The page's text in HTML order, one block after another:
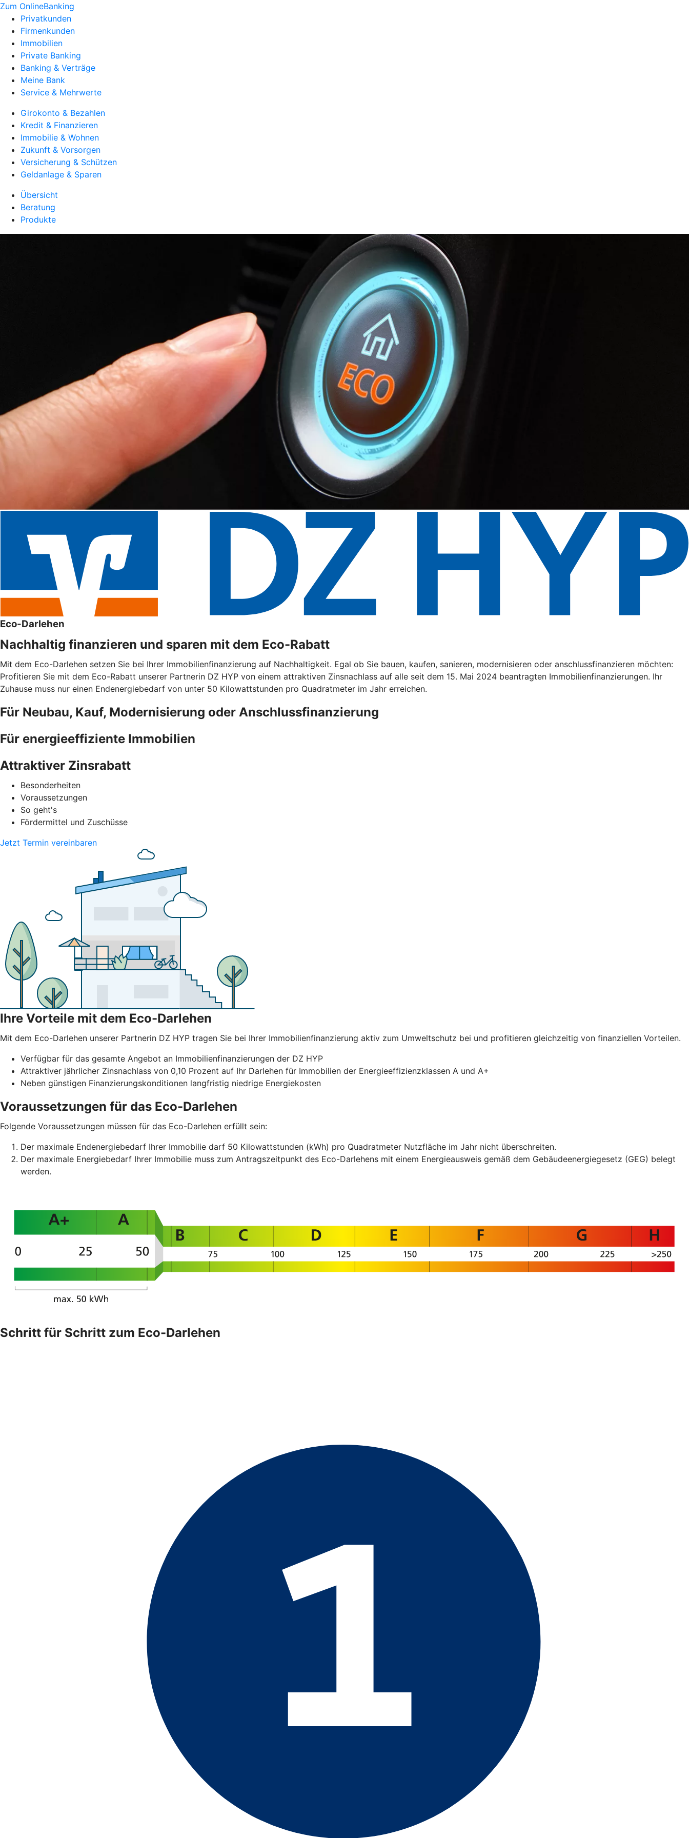
Zum OnlineBanking
Privatkunden
Firmenkunden
Immobilien
Private Banking
Banking & Verträge
Meine Bank
Service & Mehrwerte
Girokonto & Bezahlen
Kredit & Finanzieren
Immobilie & Wohnen
Zukunft & Vorsorgen
Versicherung & Schützen
Geldanlage & Sparen
Übersicht
Beratung
Produkte
Eco-Darlehen
Nachhaltig finanzieren und sparen mit dem Eco-Rabatt
Mit dem Eco-Darlehen setzen Sie bei Ihrer Immobilienfinanzierung auf Nachhaltigkeit. Egal ob Sie bauen, kaufen, sanieren, modernisieren oder anschlussfinanzieren möchten:
Profitieren Sie mit dem Eco-Rabatt unserer Partnerin DZ HYP von einem attraktiven Zinsnachlass auf alle seit dem 15. Mai 2024 beantragten Immobilienfinanzierungen. Ihr
Zuhause muss nur einen Endenergiebedarf von unter 50 Kilowattstunden pro Quadratmeter im Jahr erreichen.
Für Neubau, Kauf, Modernisierung oder Anschlussfinanzierung
Für energieeffiziente Immobilien
Attraktiver Zinsrabatt
Besonderheiten
Voraussetzungen
So geht's
Fördermittel und Zuschüsse
Jetzt Termin vereinbaren
Ihre Vorteile mit dem Eco-Darlehen
Mit dem Eco-Darlehen unserer Partnerin DZ HYP tragen Sie bei Ihrer Immobilienfinanzierung aktiv zum Umweltschutz bei und profitieren gleichzeitig von finanziellen Vorteilen.
Verfügbar für das gesamte Angebot an Immobilienfinanzierungen der DZ HYP
Attraktiver jährlicher Zinsnachlass von 0,10 Prozent auf Ihr Darlehen für Immobilien der Energieeffizienzklassen A und A+
Neben günstigen Finanzierungskonditionen langfristig niedrige Energiekosten
Voraussetzungen für das Eco-Darlehen
Folgende Voraussetzungen müssen für das Eco-Darlehen erfüllt sein:
Der maximale Endenergiebedarf Ihrer Immobilie darf 50 Kilowattstunden (kWh) pro Quadratmeter Nutzfläche im Jahr nicht überschreiten.
Der maximale Energiebedarf Ihrer Immobilie muss zum Antragszeitpunkt des Eco-Darlehens mit einem Energieausweis gemäß dem Gebäudeenergiegesetz (GEG) belegt
werden.
Schritt für Schritt zum Eco-Darlehen